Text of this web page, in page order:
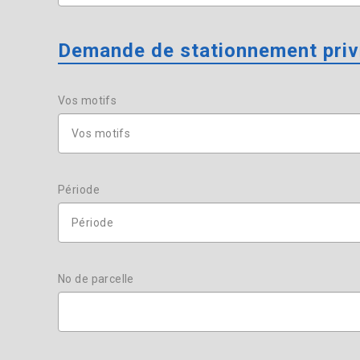
Demande de stationnement
Vos motifs
Période
No de parcelle